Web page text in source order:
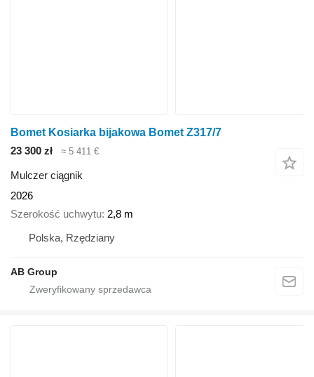
Bomet Kosiarka bijakowa Bomet Z317/7
23 300 zł
≈ 5 411 €
Mulczer ciągnik
2026
Szerokość uchwytu 2,8 m
Polska, Rzędziany
AB Group